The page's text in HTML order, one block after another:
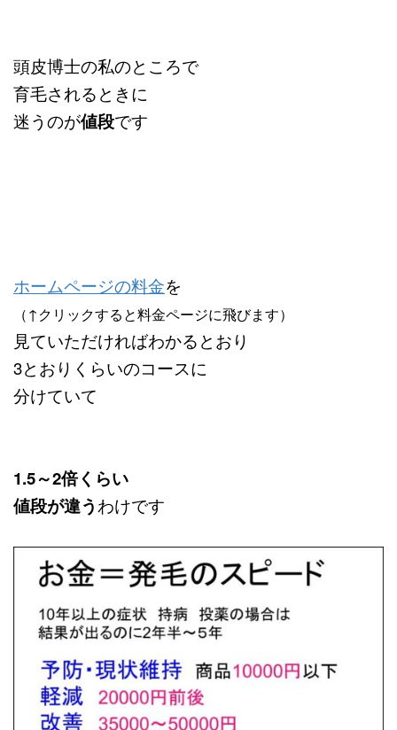
頭皮博士の私のところで
育毛されるときに
迷うのが値段です
ホームページの料金を
（↑クリックすると料金ページに飛びます）
見ていただければわかるとおり
3とおりくらいのコースに
分けていて
1.5～2倍くらい
値段が違うわけです